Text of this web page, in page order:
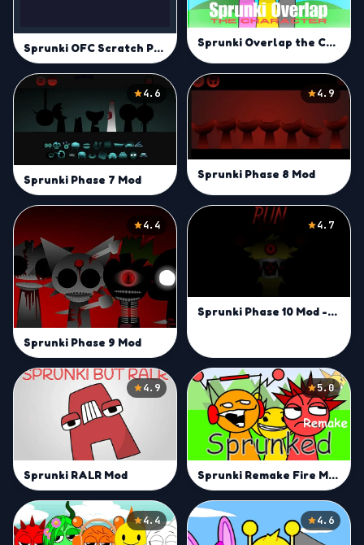
Sprunki OFC Scratch Port Sprunki Overlap the Characters
4.6
Sprunki Phase 7 Mod
4.9
Sprunki Phase 8 Mod
4.4
Sprunki Phase 9 Mod
4.7
Sprunki Phase 10 Mod -Play on Sprunki Incredibox Game
4.9
Sprunki RALR Mod
5.0
Sprunki Remake Fire Mod
4.4 4.6